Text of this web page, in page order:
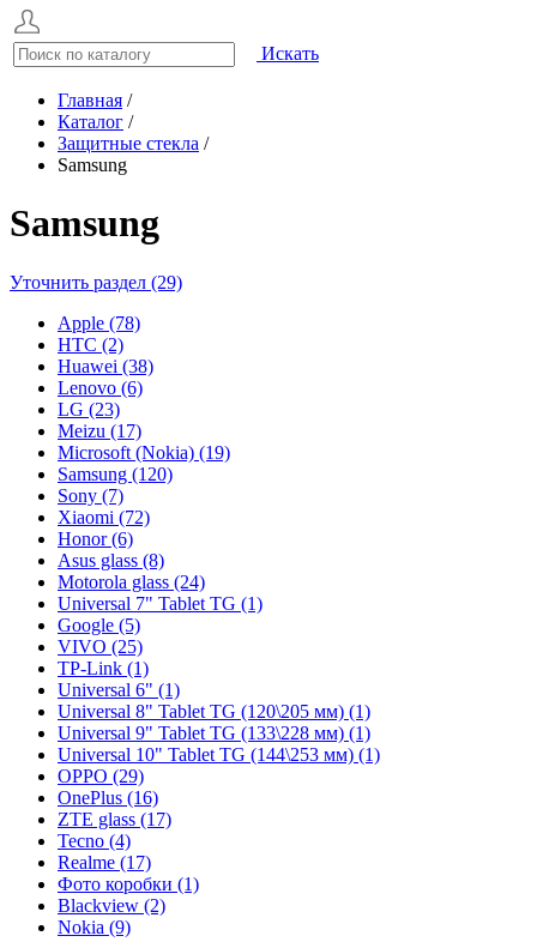
Искать
Главная /
Каталог /
Защитные стекла /
Samsung
Samsung
Уточнить раздел (29)
Apple (78)
HTC (2)
Huawei (38)
Lenovo (6)
LG (23)
Meizu (17)
Microsoft (Nokia) (19)
Samsung (120)
Sony (7)
Xiaomi (72)
Honor (6)
Asus glass (8)
Motorola glass (24)
Universal 7" Tablet TG (1)
Google (5)
VIVO (25)
TP-Link (1)
Universal 6" (1)
Universal 8" Tablet TG (120\205 мм) (1)
Universal 9" Tablet TG (133\228 мм) (1)
Universal 10" Tablet TG (144\253 мм) (1)
OPPO (29)
OnePlus (16)
ZTE glass (17)
Tecno (4)
Realme (17)
Фото коробки (1)
Blackview (2)
Nokia (9)